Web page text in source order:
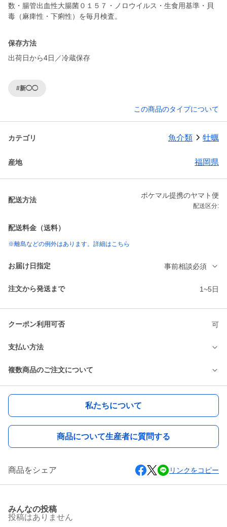
数・腸管出血性大腸菌０１５７・ノロウイルス・生食用基準・貝
毒（麻痺性・下痢性）を毎月検査。
保存方法
出荷日から4日／冷蔵保存
#新◯◯
この商品のタイプについて
カテゴリ 魚介類 牡蠣
産地 福岡県
配送方法
ポケマル提携のヤマト便
配送区分:
配送料金（送料）
※離島などの例外はあります。詳細はこちら
お届け日指定 事前相談必須
注文から発送まで 1~5日
クーポン利用可否 可
支払い方法
複数商品のご注文について
私たちについて
商品について生産者に質問する
商品をシェア リンクをコピー
みんなの投稿
投稿はありません